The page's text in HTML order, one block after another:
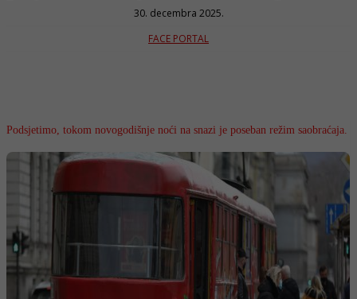
30. decembra 2025.
FACE PORTAL
Podsjetimo, tokom novogodišnje noći na snazi je poseban režim saobraćaja.